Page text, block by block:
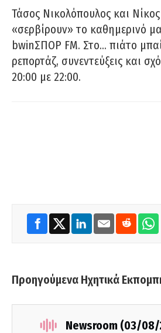
Τάσος Νικολόπουλος και
«σερβίρουν» το καθημερινό
bwinΣΠΟΡ FM. Στο… πιάτο
ρεπορτάζ, συνεντεύξεις και
20:00 με 22:00.
Προηγούμενα Ηχητικά
Newsroom (03/08/